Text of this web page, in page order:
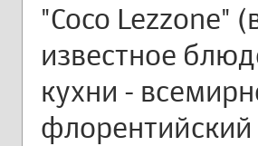
"Coco Lezzone"
известное
кухни -